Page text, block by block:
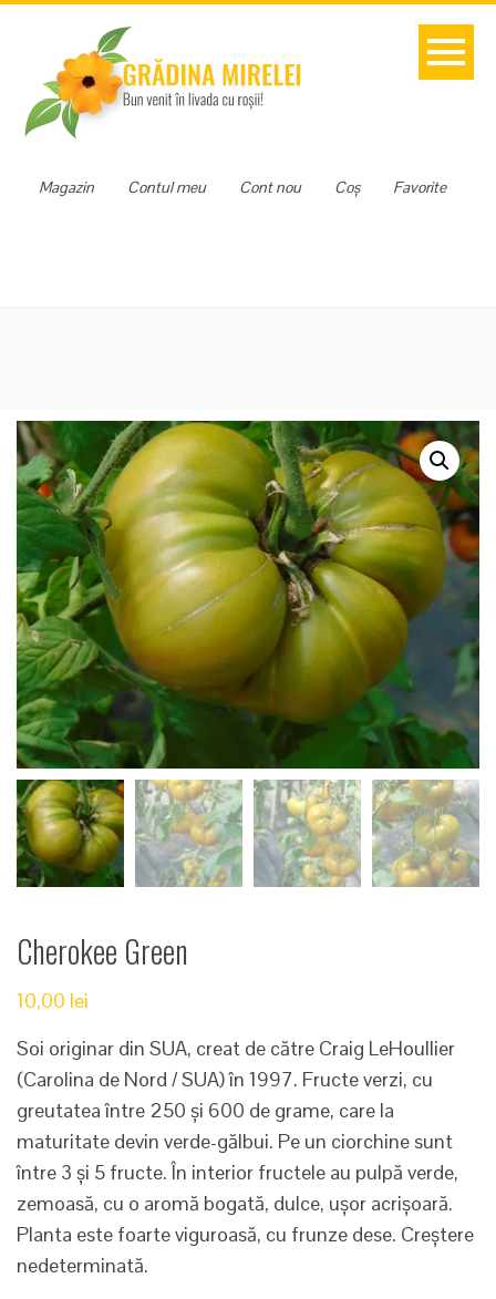
Favorite
Coș
Cont nou
Contul meu
Magazin
Cherokee Green
10,00 lei
Soi originar din SUA, creat de către Craig LeHoullier
(Carolina de Nord / SUA) în 1997. Fructe verzi, cu
greutatea între 250 și 600 de grame, care la
maturitate devin verde-gălbui. Pe un ciorchine sunt
între 3 și 5 fructe. În interior fructele au pulpă verde,
zemoasă, cu o aromă bogată, dulce, ușor acrișoară.
Planta este foarte viguroasă, cu frunze dese. Creștere
nedeterminată.